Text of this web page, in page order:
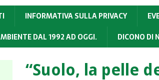
INFORMATIVA SULLA PRIVACY
DAL 1992 AD OGGI.
DICONO DI
“Suolo, la pelle